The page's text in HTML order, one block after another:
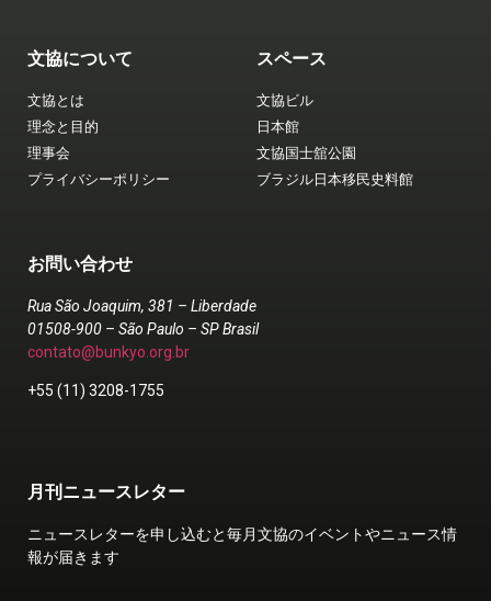
文協について
文協とは
理念と目的
理事会
プライバシーポリシー
スペース
文協ビル
日本館
文協国士舘公園
ブラジル日本移民史料館
お問い合わせ
Rua São Joaquim, 381 – Liberdade
01508-900 – São Paulo – SP Brasil
contato@bunkyo.org.br
+55 (11) 3208-1755
月刊ニュースレター
ニュースレターを申し込むと毎月文協のイベントやニュース情
報が届きます